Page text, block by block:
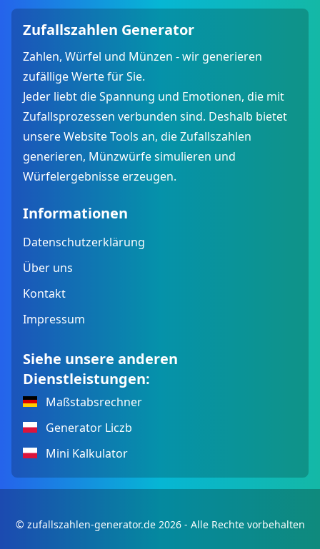
Zufallszahlen Generator
Zahlen, Würfel und Münzen - wir generieren
zufällige Werte für Sie.
Jeder liebt die Spannung und Emotionen, die mit
Zufallsprozessen verbunden sind. Deshalb bietet
unsere Website Tools an, die Zufallszahlen
generieren, Münzwürfe simulieren und
Würfelergebnisse erzeugen.
Informationen
Datenschutzerklärung
Über uns
Kontakt
Impressum
Siehe unsere anderen
Dienstleistungen:
Maßstabsrechner
Generator Liczb
Mini Kalkulator
© zufallszahlen-generator.de 2026 - Alle Rechte vorbehalten